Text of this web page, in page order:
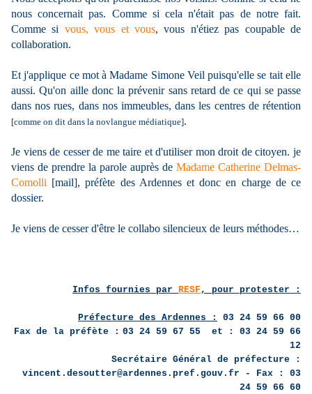
nous concernait pas. Comme si cela n'était pas de notre fait.
Comme si vous, vous et vous, vous n'étiez pas coupable de
collaboration.
Et j'applique ce mot à Madame Simone Veil puisqu'elle se tait elle
aussi. Qu'on aille donc la prévenir sans retard de ce qui se passe
dans nos rues, dans nos immeubles, dans les centres de rétention
[comme on dit dans la novlangue médiatique].
Je viens de cesser de me taire et d'utiliser mon droit de citoyen. je
viens de prendre la parole auprès de Madame Catherine Delmas-
Comolli [mail], préfète des Ardennes et donc en charge de ce
dossier.
Je viens de cesser d'être le collabo silencieux de leurs méthodes…
Infos fournies par RESF , pour protester :
Préfecture des Ardennes :
03 24 59 66 00
Fax de la préfète : 03 24 59 67 55 et : 03 24 59 66
12
Secrétaire Général de préfecture :
vincent.desoutter@ardennes.pref.gouv.fr - Fax : 03
24 59 66 60